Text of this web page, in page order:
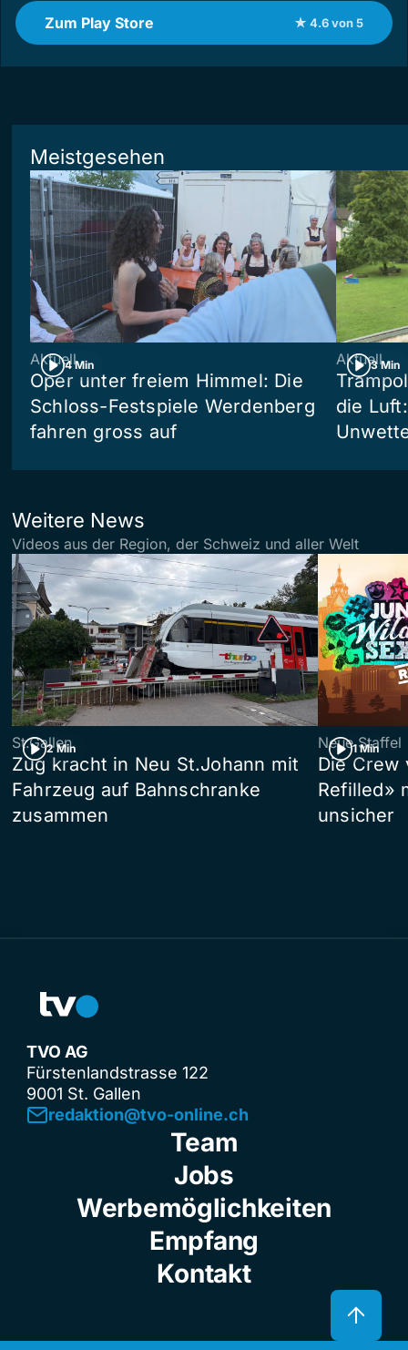
Zum Play Store ★ 4.6 von 5
Meistgesehen
4 Min
Aktuell
Oper unter freiem Himmel: Die
Schloss-Festspiele Werdenberg
fahren gross auf
3 Min
Aktuell
die
Weitere News
Videos aus der Region, der Schweiz und aller Welt
2 Min
St.Gallen
Zug kracht in Neu St.Johann mit
Fahrzeug auf Bahnschranke
zusammen
1 Min
Neue Staffel
Die Crew
Refilled»
unsicher
TVO AG
Fürstenlandstrasse 122
9001 St. Gallen
redaktion@tvo-online.ch
Team
Jobs
Werbemöglichkeiten
Empfang
Kontakt